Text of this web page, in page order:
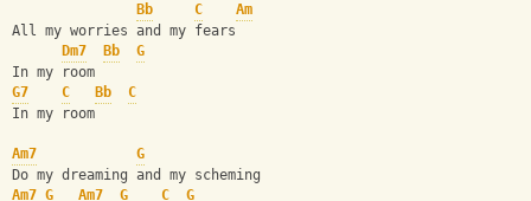
Bb
C
Am
All my worries and my fears
Dm7
Bb
G
In my room
G7
C Bb
C
In my room
Am7
G
Do my dreaming and my scheming
Am7 G Am7 G C
G